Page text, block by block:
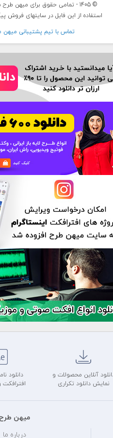
© 1405 - تمامی حقوق برای میهن طرح محفوظ است.
استفاده از این فایل در سایتهای فروش
تماس با تيم پشتيبانی ميهن
آنلاین محصولات و
نمایش دانلود تکراری
دانلود
افترافکت
میهن طرح
درباره ما